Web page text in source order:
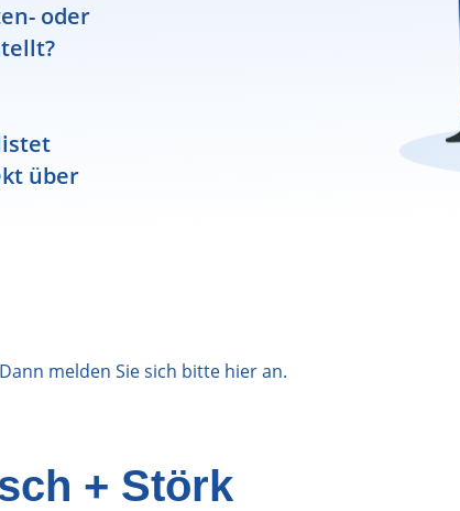
oder
über
melden Sie sich bitte hieran.
+ Störk